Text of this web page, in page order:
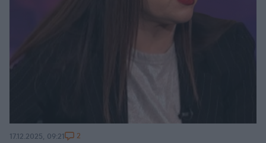
17.12.2025, 09:21 2